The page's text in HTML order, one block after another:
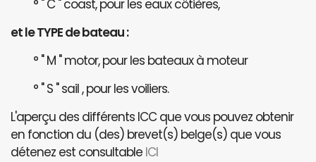
° " C " coast, pour les eaux côtières,
et le TYPE de bateau :
° " M " motor, pour les bateaux à moteur
° " S " sail , pour les voiliers.
L'aperçu des différents ICC que vous pouvez obtenir
en fonction du (des) brevet(s) belge(s) que vous
détenez est consultable ICI